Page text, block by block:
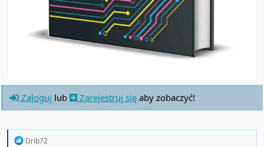
Zaloguj lub Zarejestruj się aby zobaczyć!
R
Drib72